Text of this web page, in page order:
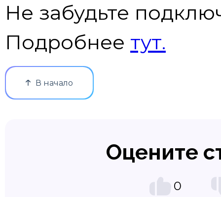
Не забудьте
Подробнее тут.
В начало
Оцените
0